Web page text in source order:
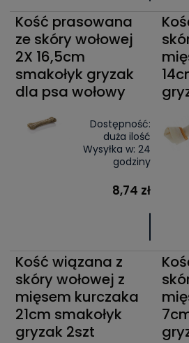
Kość prasowana
ze skóry wołowej
2X 16,5cm
smakołyk gryzak
dla psa wołowy
Dostępność:
duża ilość
Wysyłka w: 24
godziny
8,74 zł
Kość wiązana z
skóry wołowej z
mięsem kurczaka
21cm smakołyk
gryzak 2szt